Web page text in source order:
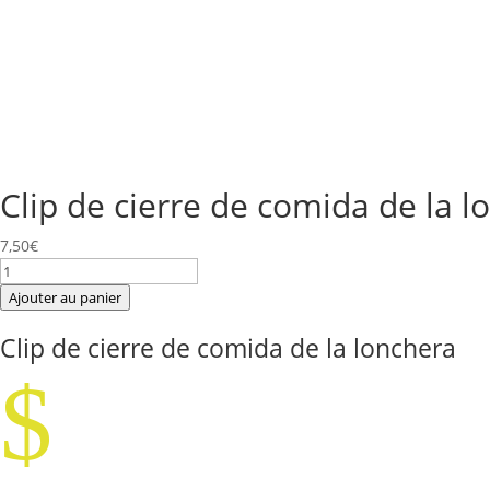
Clip de cierre de comida de la
7,50€
quantité
de
de
cierre
de
comida
de
Ajouter au panier
Clip de cierre de comida de la lonchera
$